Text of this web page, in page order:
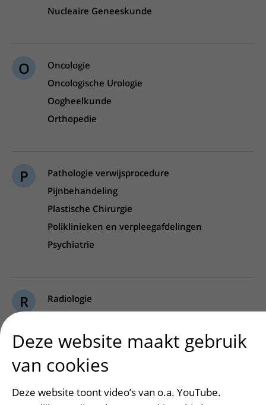
Nucleaire Geneeskunde
O
Oncologie
Oncologische Urologie
Oogheelkunde
Orthopedie
P
Pathologie verwijsprocedure
Pijnbehandeling
Plastische Chirurgie
Poliklinieken en verpleegafdelingen
Psychiatrie
R
Radiologie
Reumatologie & klinische immunologie
Deze website maakt gebruik
van cookies
Deze website toont video’s van o.a. YouTube.